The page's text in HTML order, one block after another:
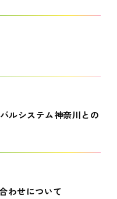
ルシステム神奈川との
わせについて